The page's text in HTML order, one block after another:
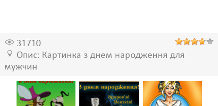
31710
Опис: Картинка з днем народження для
мужчин